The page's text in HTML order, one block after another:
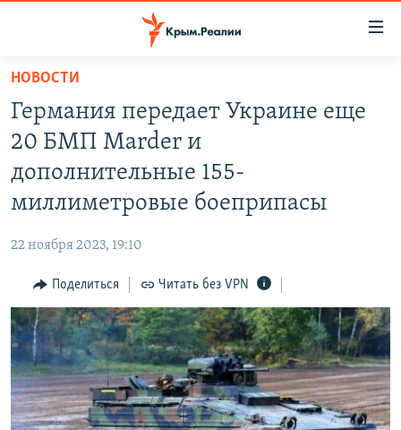
Вернуться
основному
содержанию
главной
Вернутся
поиску
СПЕЦПРОЕКТЫ
КАРТА ВОЕННЫХ ОБЪЕКТОВ КРЫМА
ИНТЕРАКТИВ
ИНФОГРАФИКА
ТЕЛЕПРОЕКТ КРЫМ.РЕАЛИИ
СОВЕТЫ ПРАВОЗАЩИТНИКОВ
ПРОПАВШИЕ БЕЗ ВЕСТИ
ПОБЕДИТЕЛЕЙ НЕ СУДЯТ?
РАДІО СВОБОДА
КАК ОБОЙТИ БЛОКИРОВКУ
Українською
Qırımtatar
ПРИСОЕДИНЯЙТЕСЬ!
НОВОСТИ
Германия передает Украине еще
20 БМП Marder и
дополнительные 155-
миллиметровые боеприпасы
22 ноября 2023, 19:10
Поделиться Читать без VPN